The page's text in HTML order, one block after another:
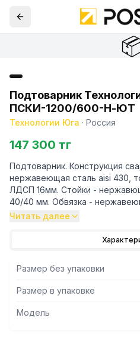
Подтоварник
ПСКИ-1200/600-Н-ЮТ
Технологии Юга · Россия
147 300 тг
Подтоварник. Конструкция
нержавеющая сталь aisi 430,
ЛДСП 16мм. Стойки -
40/40 мм. Обвязка -
40/40 и 20/20мм. Стойки
Читать далее
Размер без упаковки
Размер в упаковке
Модель